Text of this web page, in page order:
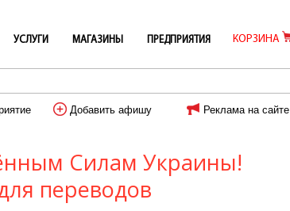
УСЛУГИ МАГАЗИНЫ ПРЕДПРИЯТИЯ КОРЗИНА
Добавить афишу Реклама на сайте
Силам Украины!
переводов